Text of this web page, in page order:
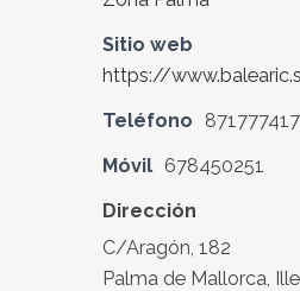
Sitio web
https://
Teléfono
871777417
Móvil 678450251
Dirección
C/Aragón, 182
Palma de Mallorca,